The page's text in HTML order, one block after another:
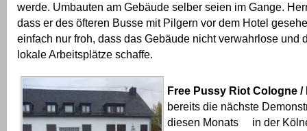
werde. Umbauten am Gebäude selber seien im Gange.
dass er des öfteren Busse mit Pilgern vor dem Hotel
einfach nur froh, dass das Gebäude nicht verwahrlose und
lokale Arbeitsplätze schaffe.
Free Pussy Riot Cologne /
bereits die nächste
diesen Monats in der